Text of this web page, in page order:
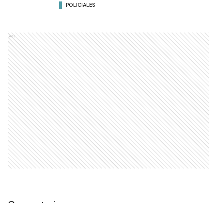
POLICIALES
Ads